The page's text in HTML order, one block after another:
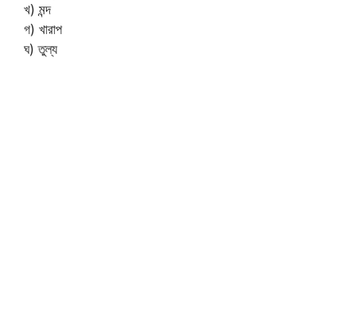
খ) মন্দ
গ) খারাপ
ঘ) তুল্য